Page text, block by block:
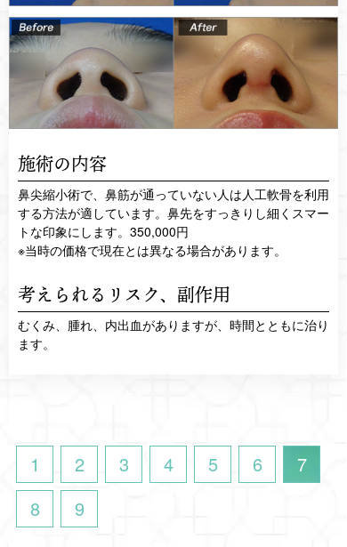
施術の内容
鼻尖縮小術で、鼻筋が通っていない人は人工軟骨を利用
する方法が適しています。鼻先をすっきりし細くスマー
トな印象にします。350,000円
※当時の価格で現在とは異なる場合があります。
考えられるリスク、 副作用
むくみ、腫れ、内出血がありますが、時間とともに治り
ます。
1 2 3 4 5 6
7
8
9